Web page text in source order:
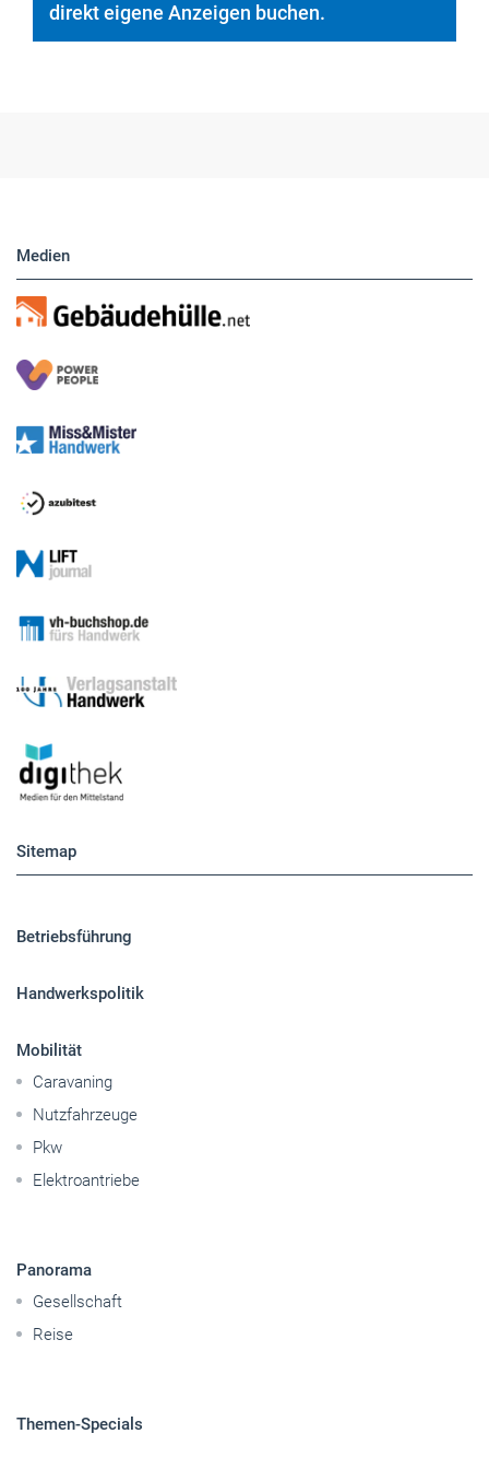
direkt eigene Anzeigen buchen.
Medien
Sitemap
Betriebsführung
Handwerkspolitik
Mobilität
Caravaning
Nutzfahrzeuge
Pkw
Elektroantriebe
Panorama
Gesellschaft
Reise
Themen-Specials